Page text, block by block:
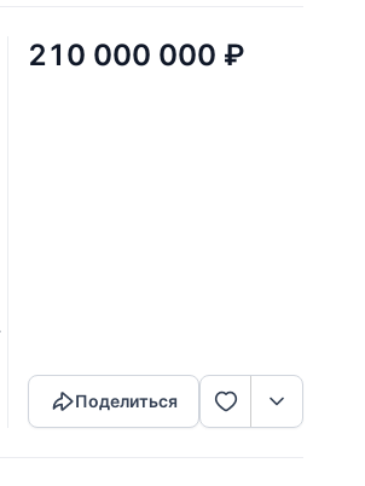
210 000 000 ₽
Поделиться